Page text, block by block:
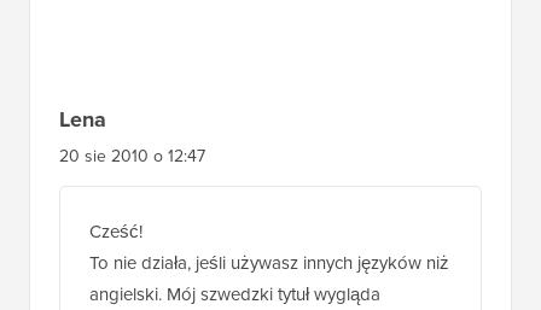
Lena
20 sie 2010 o 12:47
Cześć!
To nie działa, jeśli używasz innych języków niż
angielski. Mój szwedzki tytuł wygląda